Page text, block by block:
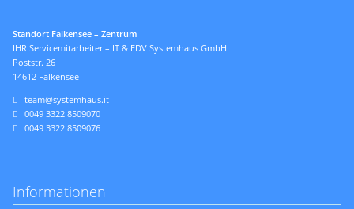
Standort Falkensee – Zentrum
IHR Servicemitarbeiter – IT & EDV Systemhaus GmbH
Poststr. 26
14612 Falkensee
team@systemhaus.it
0049 3322 8509070
0049 3322 8509076
Informationen